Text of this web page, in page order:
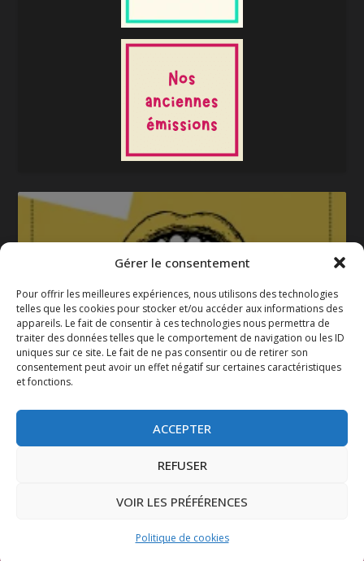
Gérer le consentement
Pour offrir les meilleures expériences, nous utilisons des technologies
telles que les cookies pour stocker et/ou accéder aux informations des
appareils. Le fait de consentir à ces technologies nous permettra de
traiter des données telles que le comportement de navigation ou les ID
uniques sur ce site. Le fait de ne pas consentir ou de retirer son
consentement peut avoir un effet négatif sur certaines caractéristiques
et fonctions.
ACCEPTER
REFUSER
VOIR LES PRÉFÉRENCES
Politique de cookies
La gazette 2025-2026